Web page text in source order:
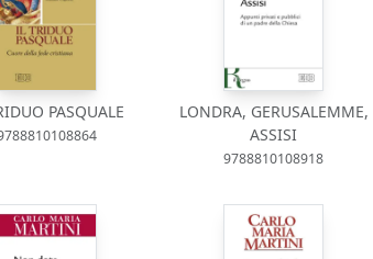
PASQUALE
LONDRA, GERUSALEMME,
ASSISI
9788810108918